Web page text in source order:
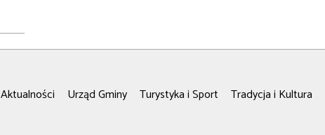
Aktualności Urząd Gminy Turystyka i Sport Tradycja i Kultura